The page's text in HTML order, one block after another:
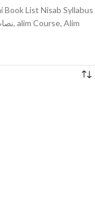
Book List Nisab Syllabus